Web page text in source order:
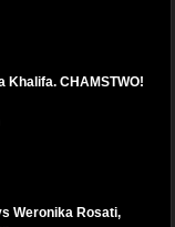
Khalifa. CHAMSTWO!
Weronika Rosati,